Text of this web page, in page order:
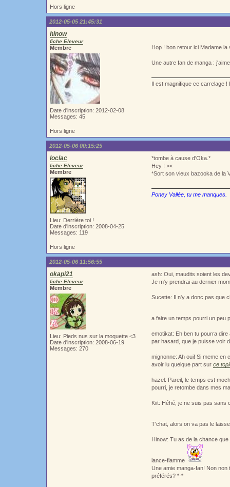
Hors ligne
2012-05-05 21:45:31
hinow
fiche Eleveur
Membre
Date d'inscription: 2012-02-08
Messages: 45
Hop ! bon retour ici Madame
Une autre fan de manga :
Il est magnifique ce carrelage
Hors ligne
2012-05-06 00:15:25
loclac
fiche Eleveur
Membre
Lieu: Derrière toi !
Date d'inscription: 2008-04-25
Messages: 119
*tombe à cause d'Oka.*
Hey ! ><
*Sort son vieux bazooka de la
Poney Vallée, tu me manques.
Hors ligne
2012-05-06 11:56:55
okapi21
fiche Eleveur
Membre
Lieu: Pieds nus sur la moquette <3
Date d'inscription: 2008-06-19
Messages: 270
ash: Oui, maudits soient les
Je m'y prendrai au dernier
Sucette: Il n'y a donc pas que
a faire un temps pourri un peu
emotikat: Eh ben tu pourra
par hasard, que je puisse voir
mignonne: Ah oui! Si meme
avoir lu quelque part sur ce
hazel: Pareil, le temps est
pourri, je retombe dans mes
Kiit: Héhé, je ne suis pas sans
T'chat, alors on va pas le
Hinow: Tu as de la chance
lance-flamme
Une amie manga-fan! Non
préférés? *-*